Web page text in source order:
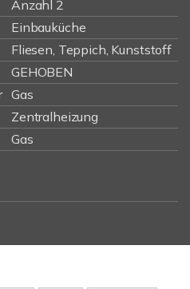
Anzahl 2
Einbauküche
Fliesen, Teppich, Kunststoff
GEHOBEN
Gas
Zentralheizung
Gas